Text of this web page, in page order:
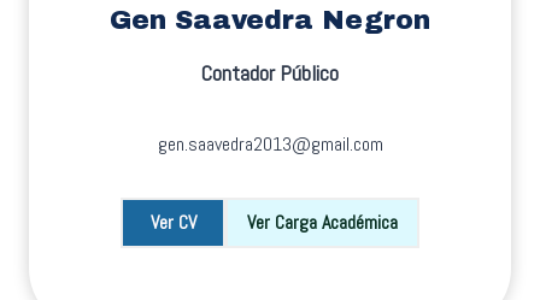
Gen Saavedra Negron
Contador Público
gen.saavedra2013@gmail.com
Ver CV Ver Carga Académica